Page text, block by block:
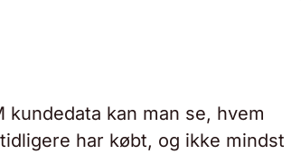
kan man se, hvem
har købt, og ikke mindst